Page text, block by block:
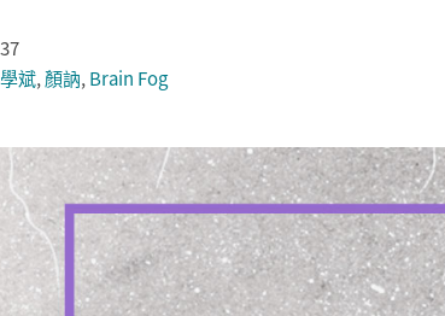
斌,顏訥, Brain Fog